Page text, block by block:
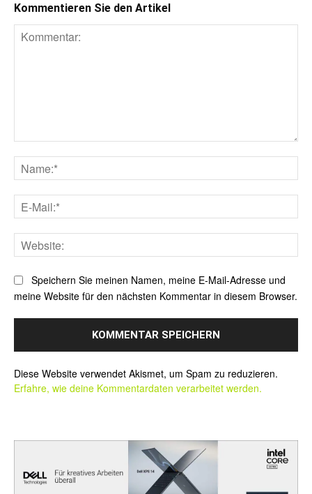
Kommentieren Sie den Artikel
Speichern Sie meinen Namen, meine E-Mail-Adresse und
meine Website für den nächsten Kommentar in diesem Browser.
Diese Website verwendet Akismet, um Spam zu reduzieren.
Erfahre, wie deine Kommentardaten verarbeitet werden.